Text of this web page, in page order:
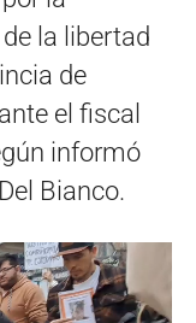
la libertad
de
el fiscal
informó
Bianco.